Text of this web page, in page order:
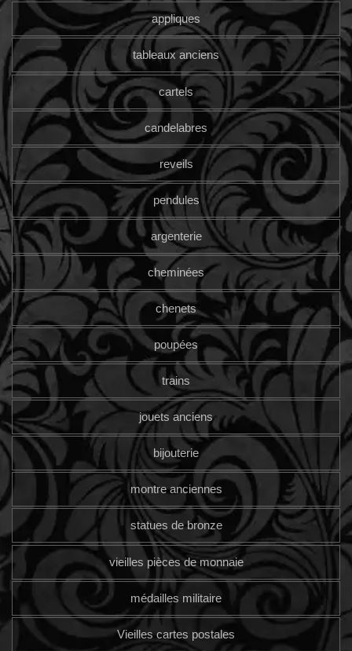
appliques
tableaux anciens
cartels
candelabres
reveils
pendules
argenterie
cheminées
chenets
poupées
trains
jouets anciens
bijouterie
montre anciennes
statues de bronze
vieilles pièces de monnaie
médailles militaire
Vieilles cartes postales